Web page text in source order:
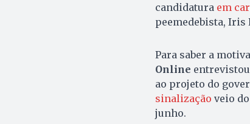
candidatura em
peemedebista, Iris
Para saber a
Online
ao projeto do
sinalização veio
junho.